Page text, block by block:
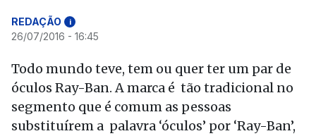
REDAÇÃO i
26/07/2016 - 16:45
Todo mundo teve, tem ou quer ter um par de
óculos Ray-Ban. A marca é tão tradicional no
segmento que é comum as pessoas
substituírem a palavra ‘óculos’ por ‘Ray-Ban’,